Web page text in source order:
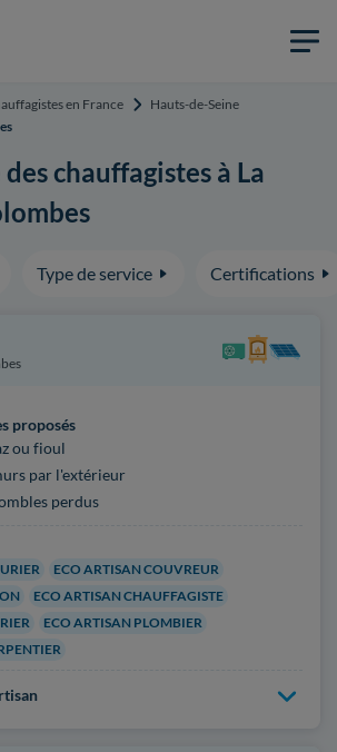
en France
Hauts-de-Seine
chauffagistes à La
Type de service Certifications
proposés
ou fioul
par l'extérieur
perdus
ECO ARTISAN COUVREUR
ECO ARTISAN CHAUFFAGISTE
ECO ARTISAN PLOMBIER